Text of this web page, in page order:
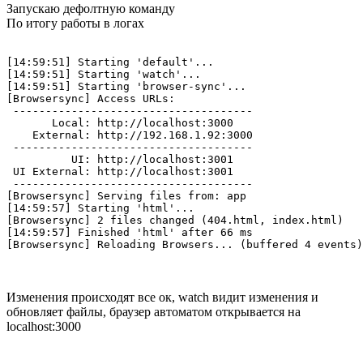
Запускаю дефолтную команду
По итогу работы в логах
[14:59:51] Starting 'default'...
[14:59:51] Starting 'watch'...
[14:59:51] Starting 'browser-sync'...
[Browsersync] Access URLs:
-------------------------------------
       Local: http://localhost:3000
    External: http://192.168.1.92:3000
-------------------------------------
          UI: http://localhost:3001
UI External: http://localhost:3001
-------------------------------------
[Browsersync] Serving files from: app
[14:59:57] Starting 'html'...
[Browsersync] 2 files changed (404.html, index.html)
[14:59:57] Finished 'html' after 66 ms
[Browsersync] Reloading Browsers... (buffered 4 events)
Изменения происходят все ок, watch видит изменения и
обновляет файлы, браузер автоматом открывается на
localhost:3000